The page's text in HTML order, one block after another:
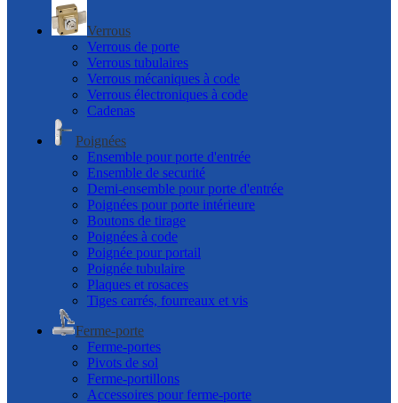
Verrous
Verrous de porte
Verrous tubulaires
Verrous mécaniques à code
Verrous électroniques à code
Cadenas
Poignées
Ensemble pour porte d'entrée
Ensemble de securité
Demi-ensemble pour porte d'entrée
Poignées pour porte intérieure
Boutons de tirage
Poignées à code
Poignée pour portail
Poignée tubulaire
Plaques et rosaces
Tiges carrés, fourreaux et vis
Ferme-porte
Ferme-portes
Pivots de sol
Ferme-portillons
Accessoires pour ferme-porte